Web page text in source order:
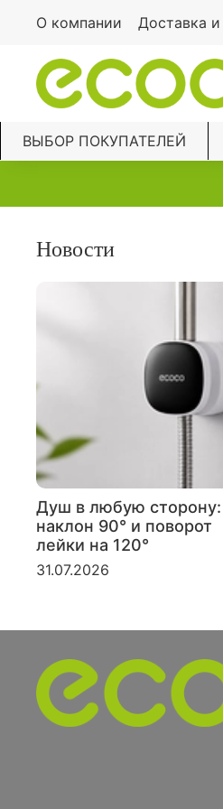
О компании Доставка и
ВЫБОР ПОКУПАТЕЛЕЙ
Новости
Душ в любую сторону:
наклон 90° и поворот
лейки на 120°
31.07.2026